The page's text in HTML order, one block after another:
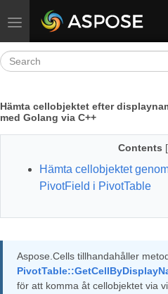
Toggle navigation
Hämta cellobjektet efter
med Golang via C++
Contents [
Hämta cellobjektet
PivotField i PivotTable
Aspose.Cells tillhandahåller
för att komma åt cellobjektet via